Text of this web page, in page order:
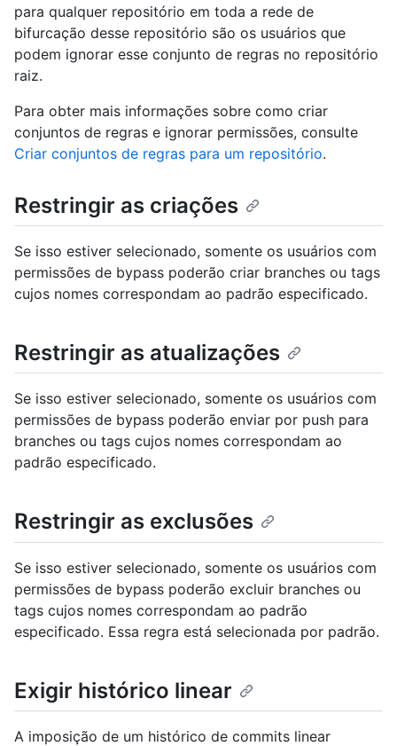
para qualquer repositório em toda a rede de
bifurcação desse repositório são os usuários que
podem ignorar esse conjunto de regras no repositório
raiz.
Para obter mais informações sobre como criar
conjuntos de regras e ignorar permissões, consulte
Criar conjuntos de regras para um repositório.
Restringir as criações
Se isso estiver selecionado, somente os usuários com
permissões de bypass poderão criar branches ou tags
cujos nomes correspondam ao padrão especificado.
Restringir as atualizações
Se isso estiver selecionado, somente os usuários com
permissões de bypass poderão enviar por push para
branches ou tags cujos nomes correspondam ao
padrão especificado.
Restringir as exclusões
Se isso estiver selecionado, somente os usuários com
permissões de bypass poderão excluir branches ou
tags cujos nomes correspondam ao padrão
especificado. Essa regra está selecionada por padrão.
Exigir histórico linear
A imposição de um histórico de commits linear